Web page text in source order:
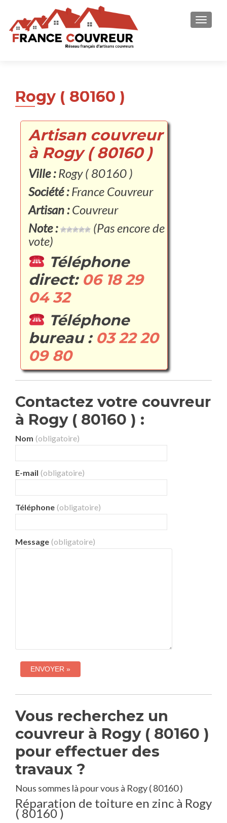
Rogy ( 80160 )
Artisan couvreur
à Rogy ( 80160 )
Ville :Rogy ( 80160 )
Société :France Couvreur
Artisan :Couvreur
Note :
(Pas encore de
vote)
Téléphone
direct: 06 18 29
04 32
Téléphone
bureau : 03 22 20
09 80
Contactez votre couvreur
à Rogy ( 80160 ) :
Nom (obligatoire)
E-mail (obligatoire)
Téléphone (obligatoire)
Message (obligatoire)
Vous recherchez un
couvreur à Rogy ( 80160 )
pour effectuer des
travaux ?
Nous sommes là pour vous à Rogy ( 80160 )
Réparation de toiture en zinc à Rogy
( 80160 )